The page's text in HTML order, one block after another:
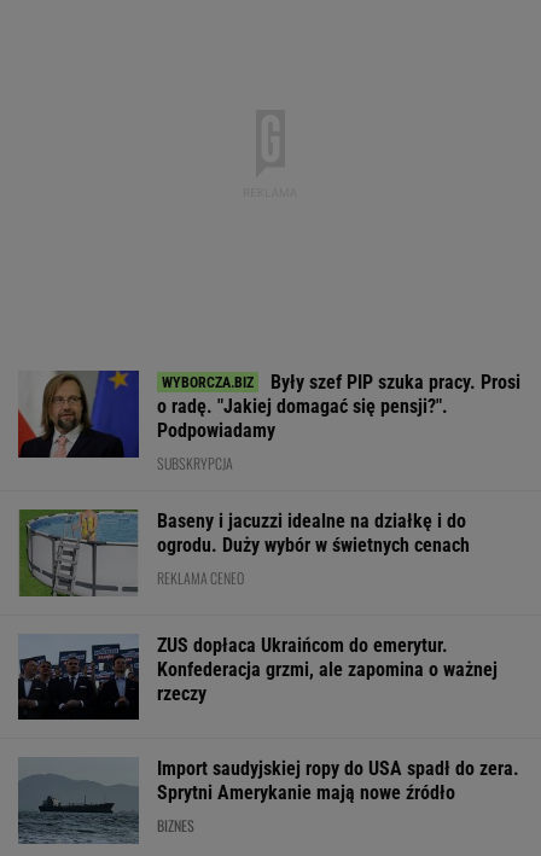
Były szef PIP szuka pracy. Prosi
o radę. "Jakiej domagać się pensji?".
Podpowiadamy
SUBSKRYPCJA
Baseny i jacuzzi idealne na działkę i do
ogrodu. Duży wybór w świetnych cenach
REKLAMA CENEO
ZUS dopłaca Ukraińcom do emerytur.
Konfederacja grzmi, ale zapomina o ważnej
rzeczy
Import saudyjskiej ropy do USA spadł do zera.
Sprytni Amerykanie mają nowe źródło
BIZNES